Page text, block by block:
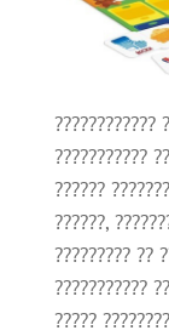
????????????
???????????
??????
??????,
????????? ??
???????????
?????